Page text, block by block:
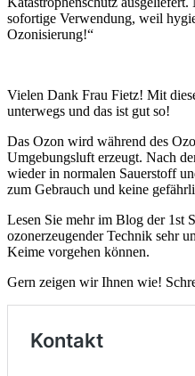
sofortige Verwendung, weil
Ozonisierung!“
Vielen Dank Frau Fietz! Mit
unterwegs und das ist gut so!
Das Ozon wird während des
Umgebungsluft erzeugt. Nach
wieder in normalen Sauerstoff
zum Gebrauch und keine
Lesen Sie mehr im Blog der
ozonerzeugender Technik sehr
Keime vorgehen können.
Gern zeigen wir Ihnen wie!